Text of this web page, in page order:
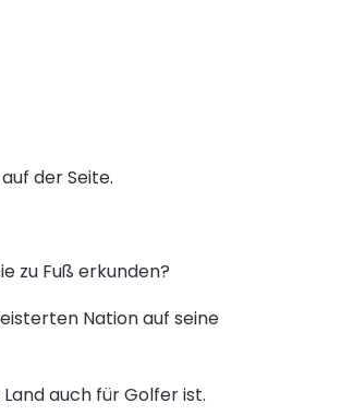
der Seite.
zu Fuß erkunden?
Nation auf seine
auch für Golfer ist.